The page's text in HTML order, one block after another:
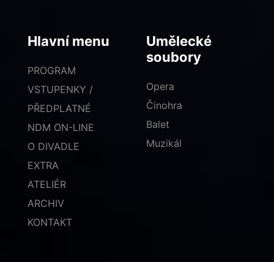
Hlavní menu
PROGRAM
VSTUPENKY /
PŘEDPLATNÉ
NDM ON-LINE
O DIVADLE
EXTRA
ATELIÉR
ARCHIV
KONTAKT
Umělecké
soubory
Opera
Činohra
Balet
Muzikál